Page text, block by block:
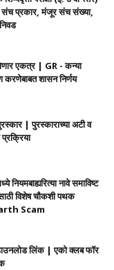
संच प्रकार, मंजूर संच संख्या,
एकत्र | GR - कन्या
करणेबाबत शासन निर्णय
| पुरस्काराच्या अटी व
नियमबाह्यरित्या नावे समाविष्ट
विशेष चौकशी पथक
Scam
लिंक | एको क्लब फॉर